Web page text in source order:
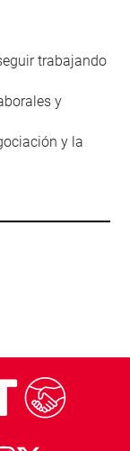
trabajando
y
y la